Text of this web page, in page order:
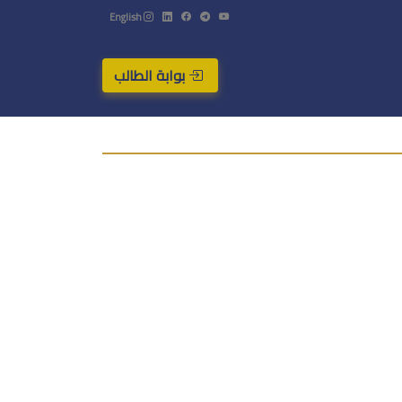
English
بوابة الطالب